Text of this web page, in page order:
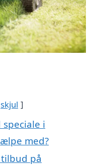
skjul
i
med?
på